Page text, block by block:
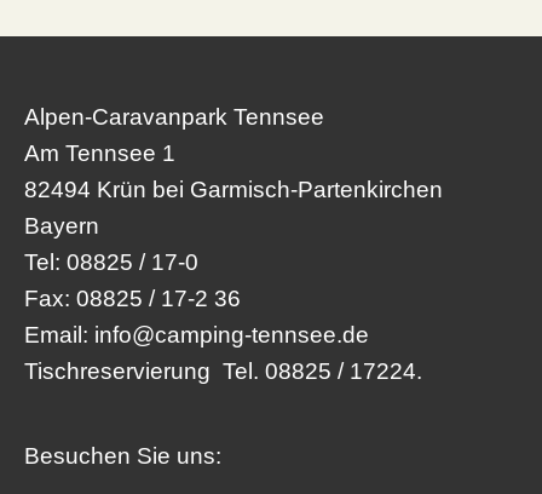
Alpen-Caravanpark Tennsee
Am Tennsee 1
82494 Krün bei Garmisch-Partenkirchen
Bayern
Tel: 08825 / 17-0
Fax: 08825 / 17-2 36
Email: info@camping-tennsee.de
Tischreservierung Tel. 08825 / 17224.
Besuchen Sie uns: